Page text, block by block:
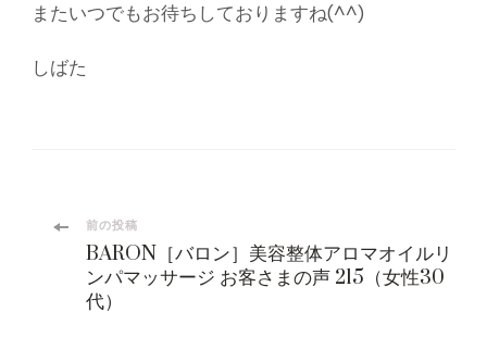
またいつでもお待ちしておりますね(^^)
しばた
投
前の投稿
BARON［バロン］美容整体アロマオイルリ
ンパマッサージ お客さまの声 215（女性30
代）